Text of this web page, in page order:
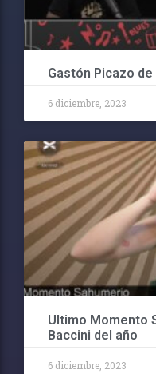
Gastón Picazo
6 diciembre, 2023
Ultimo Momento
Baccini del año
6 diciembre, 2023